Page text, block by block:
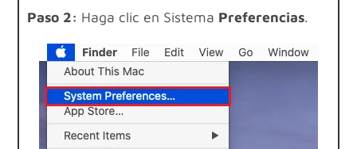
Paso 2: Haga clic en Sistema Preferencias.